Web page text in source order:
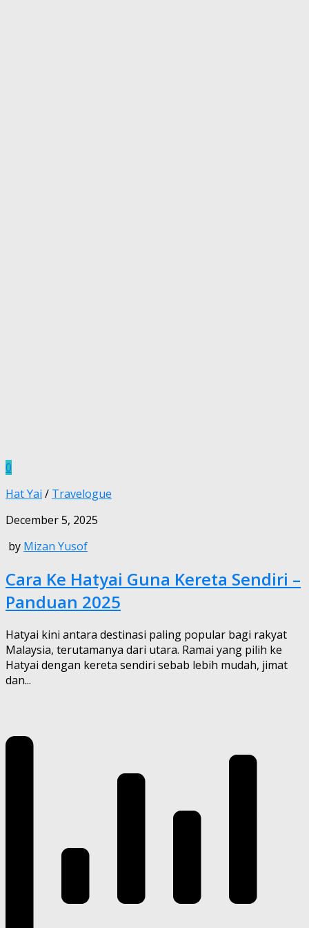
0
Hat Yai / Travelogue
December 5, 2025
by Mizan Yusof
Cara Ke Hatyai Guna Kereta Sendiri –
Panduan 2025
Hatyai kini antara destinasi paling popular bagi rakyat
Malaysia, terutamanya dari utara. Ramai yang pilih ke
Hatyai dengan kereta sendiri sebab lebih mudah, jimat
dan...